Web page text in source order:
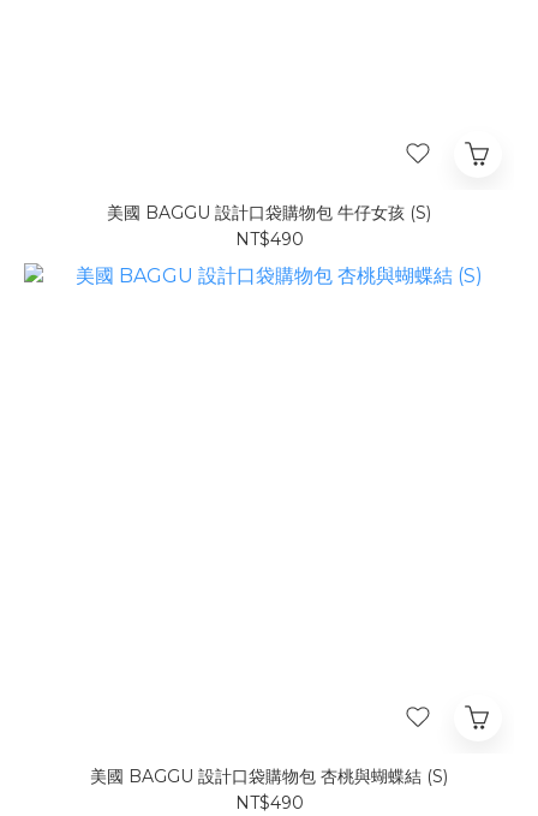
美國 BAGGU 設計口袋購物包 牛仔女孩 (S)
NT$490
美國 BAGGU 設計口袋購物包 杏桃與蝴蝶結 (S)
NT$490